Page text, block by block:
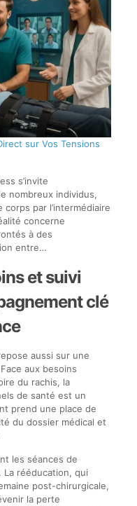
sur Vos Tensions
s’invite
nombreux individus,
corps par l’intermédiaire
concerne
à des
entre…
et suivi
clé
aussi sur une
aux besoins
du rachis, la
de santé est un
prend une place de
du dossier médical et
les séances de
rééducation, qui
post-chirurgicale,
la perte